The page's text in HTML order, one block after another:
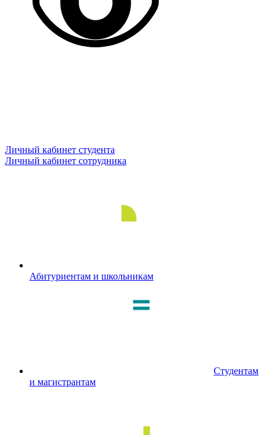
Личный кабинет студента
Личный кабинет сотрудника
Абитуриентам и школьникам
Студентам
и магистрантам